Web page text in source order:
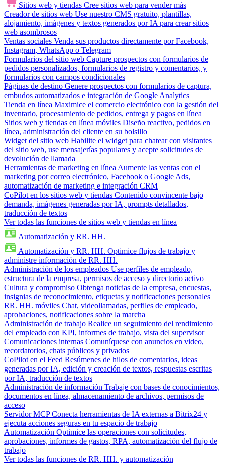
Sitios web y tiendas Cree sitios web para vender más
Creador de sitios web Use nuestro CMS gratuito, plantillas,
alojamiento, imágenes y textos generados por IA para crear sitios
web asombrosos
Ventas sociales Venda sus productos directamente por Facebook,
Instagram, WhatsApp o Telegram
Formularios del sitio web Capture prospectos con formularios de
pedidos personalizados, formularios de registro y comentarios, y
formularios con campos condicionales
Páginas de destino Genere prospectos con formularios de captura,
embudos automatizados e integración de Google Analytics
Tienda en línea Maximice el comercio electrónico con la gestión del
inventario, procesamiento de pedidos, entrega y pagos en línea
Sitios web y tiendas en línea móviles Diseño reactivo, pedidos en
línea, administración del cliente en su bolsillo
Widget del sitio web Habilite el widget para chatear con visitantes
del sitio web, use mensajerías populares y acepte solicitudes de
devolución de llamada
Herramientas de marketing en línea Aumente las ventas con el
marketing por correo electrónico, Facebook o Google Ads,
automatización de marketing e integración CRM
CoPilot en los sitios web y tiendas Contenido convincente bajo
demanda, imágenes generadas por IA, prompts detallados,
traducción de textos
Ver todas las funciones de sitios web y tiendas en línea
Automatización y RR. HH.
Automatización y RR. HH. Optimice flujos de trabajo y
administre información de RR. HH.
Administración de los empleados Use perfiles de empleado,
estructura de la empresa, permisos de acceso y directorio activo
Cultura y compromiso Obtenga noticias de la empresa, encuestas,
insignias de reconocimiento, etiquetas y notificaciones personales
RR. HH. móviles Chat, videollamadas, perfiles de empleado,
aprobaciones, notificaciones sobre la marcha
Administración de trabajo Realice un seguimiento del rendimiento
del empleado con KPI, informes de trabajo, vista del supervisor
Comunicaciones internas Comuníquese con anuncios en video,
recordatorios, chats públicos y privados
CoPilot en el Feed Resúmenes de hilos de comentarios, ideas
generadas por IA, edición y creación de textos, respuestas escritas
por IA, traducción de textos
Administración de información Trabaje con bases de conocimientos,
documentos en línea, almacenamiento de archivos, permisos de
acceso
Servidor MCP Conecta herramientas de IA externas a Bitrix24 y
ejecuta acciones seguras en tu espacio de trabajo
Automatización Optimice las operaciones con solicitudes,
aprobaciones, informes de gastos, RPA, automatización del flujo de
trabajo
Ver todas las funciones de RR. HH. y automatización